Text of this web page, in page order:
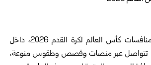
لا تقتصر الإثارة في منافسات كأس العالم لكرة القدم 2026، داخل
تتواصل عبر منصات وقصص وطقوس منوعة،